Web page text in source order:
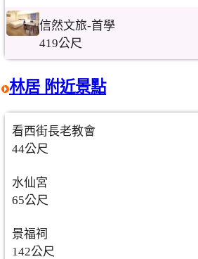
信然文旅-首學
419公尺
林居 附近景點
看西街長老教會
44公尺
水仙宮
65公尺
景福祠
142公尺